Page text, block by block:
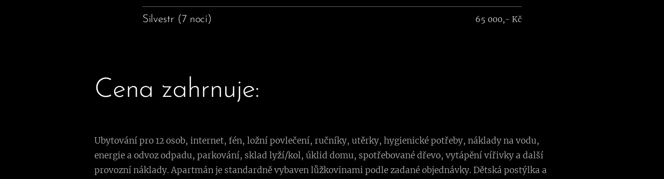
Silvestr (7 nocí) 65 000,- Kč
Cena zahrnuje:
Ubytování pro 12 osob, internet, fén, ložní povlečení, ručníky, utěrky, hygienické potřeby, náklady na vodu,
energie a odvoz odpadu, parkování, sklad lyží/kol, úklid domu, spotřebované dřevo, vytápění vířivky a další
provozní náklady. Apartmán je standardně vybaven lůžkovinami podle zadané objednávky. Dětská postýlka a